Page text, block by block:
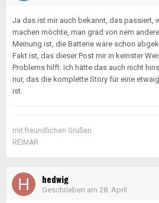
Ja das ist mir auch bekannt, das passiert,
machen möchte, man grad von nem
Meinung ist, die Batterie wäre schon
Fakt ist, das dieser Post mir in keinster
Problems hilft. Ich hätte das auch nicht
nur, das die komplette Story für eine
ist.
mit freundlichen Grüßen
REIMAR
hedwig
Geschrieben am 28. April